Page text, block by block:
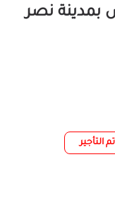
كاش بمدينة نصر
تم التأجير